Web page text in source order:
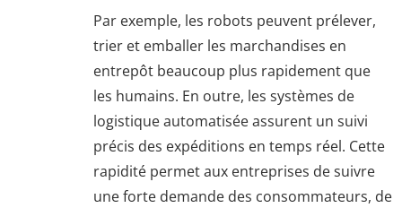
Par exemple, les robots peuvent prélever,
trier et emballer les marchandises en
entrepôt beaucoup plus rapidement que
les humains. En outre, les systèmes de
logistique automatisée assurent un suivi
précis des expéditions en temps réel. Cette
rapidité permet aux entreprises de suivre
une forte demande des consommateurs, de